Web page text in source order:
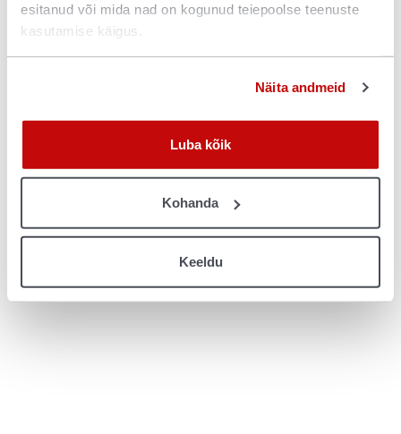
esitanud või mida nad on kogunud teiepoolse teenuste
kasutamise käigus.
Näita andmeid
Luba kõik
Kohanda
Keeldu
Application error: a client-side exception has occurred (see the browser